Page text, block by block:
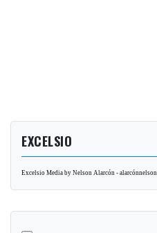
EXCELSIO
Excelsio Media by Nelson Alarcón - alarcónnelson